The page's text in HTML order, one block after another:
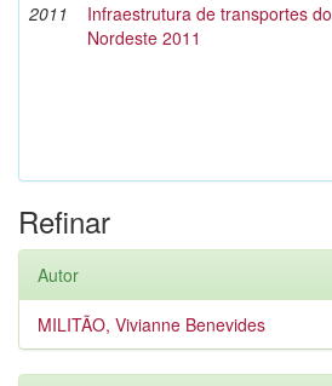
2011
Infraestrutura de transportes do
Nordeste 2011
Refinar
Autor
MILITÃO, Vivianne Benevides